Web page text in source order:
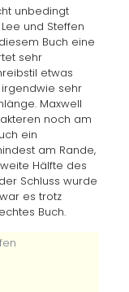
unbedingt
und Steffen
Buch eine
sehr
etwas
sehr
Maxwell
noch am
ein
am Rande,
Hälfte des
Schluss wurde
es trotz
Buch.